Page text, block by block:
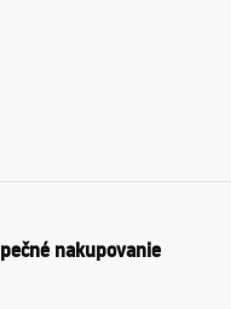
nakupovanie